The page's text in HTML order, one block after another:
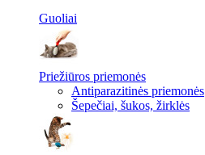
Guoliai
Priežiūros priemonės
Antiparazitinės priemonės
Šepečiai, šukos, žirklės